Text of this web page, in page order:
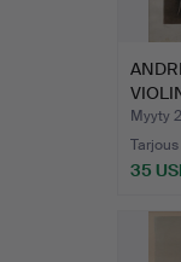
S…
Myyty
Tarjous
35